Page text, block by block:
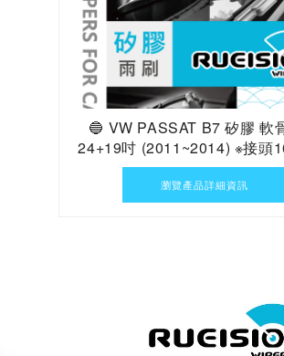
🔵 VW PASSAT B7 矽膠 軟
24+19吋 (2011~2014) ※接頭
瀏覽產品詳細資訊